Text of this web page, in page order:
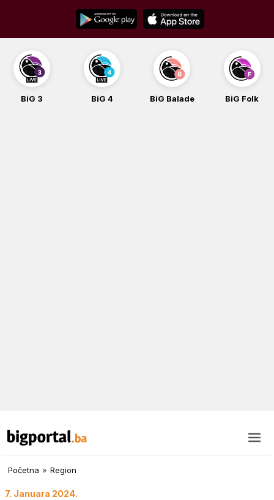
content
BiG 3 BiG 4 BiG Balade BiG Folk
Početna » Region
7. Januara 2024.